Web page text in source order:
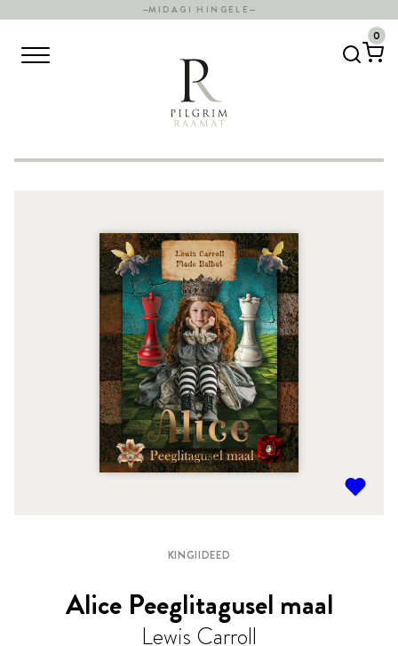
MIDAGI HINGELE
0
KINGIIDEED
Alice Peeglitagusel maal
Lewis Carroll